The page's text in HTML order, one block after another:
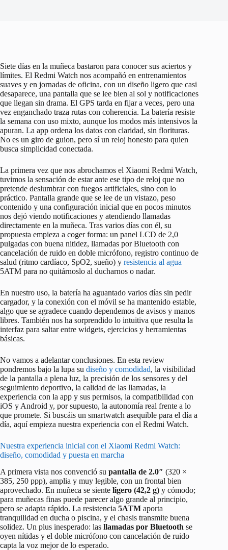
Siete días en la muñeca bastaron para conocer sus aciertos y
límites. El Redmi Watch nos acompañó en entrenamientos
suaves y en jornadas de oficina, con un diseño ligero que casi
desaparece, una pantalla que se lee bien al sol y notificaciones
que llegan sin drama. El GPS tarda en fijar a veces, pero una
vez enganchado traza rutas con coherencia. La batería resiste
la semana con uso mixto, aunque los modos más intensivos la
apuran. La app ordena los datos con claridad, sin florituras.
No es un giro de guion, pero sí un reloj honesto para quien
busca simplicidad conectada.
La primera vez que nos abrochamos el Xiaomi Redmi Watch,
tuvimos la sensación de estar ante ese tipo de reloj que no
pretende deslumbrar con fuegos artificiales, sino con lo
práctico. Pantalla grande que se lee de un vistazo, peso
contenido y una configuración inicial que en pocos minutos
nos dejó viendo notificaciones y atendiendo llamadas
directamente en la muñeca. Tras varios días con él, su
propuesta empieza a coger forma: un panel LCD de 2,0
pulgadas con buena nitidez, llamadas por Bluetooth con
cancelación de ruido en doble micrófono, registro continuo de
salud (ritmo cardíaco, SpO2, sueño) y resistencia al agua
5ATM para no quitárnoslo al ducharnos o nadar.
En nuestro uso, la batería ha aguantado varios días sin pedir
cargador, y la conexión con el móvil se ha mantenido estable,
algo que se agradece cuando dependemos de avisos y manos
libres. También nos ha sorprendido lo intuitiva que resulta la
interfaz para saltar entre widgets, ejercicios y herramientas
básicas.
No vamos a adelantar conclusiones. En esta review
pondremos bajo la lupa su diseño y comodidad, la visibilidad
de la pantalla a plena luz, la precisión de los sensores y del
seguimiento deportivo, la calidad de las llamadas, la
experiencia con la app y sus permisos, la compatibilidad con
iOS y Android y, por supuesto, la autonomía real frente a lo
que promete. Si buscáis un smartwatch asequible para el día a
día, aquí empieza nuestra experiencia con el Redmi Watch.
Nuestra experiencia inicial con el Xiaomi Redmi Watch:
diseño, comodidad y puesta en marcha
A primera vista nos convenció su pantalla de 2.0″ (320 ×
385, 250 ppp), amplia y muy legible, con un frontal bien
aprovechado. En muñeca se siente ligero (42,2 g) y cómodo;
para muñecas finas puede parecer algo grande al principio,
pero se adapta rápido. La resistencia 5ATM aporta
tranquilidad en ducha o piscina, y el chasis transmite buena
solidez. Un plus inesperado: las llamadas por Bluetooth se
oyen nítidas y el doble micrófono con cancelación de ruido
capta la voz mejor de lo esperado.